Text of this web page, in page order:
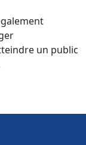
un public